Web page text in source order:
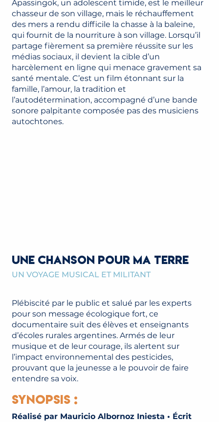
Apassingok, un adolescent timide, est le meilleur
chasseur de son village, mais le réchauffement
des mers a rendu difficile la chasse à la baleine,
qui fournit de la nourriture à son village. Lorsqu’il
partage fièrement sa première réussite sur les
médias sociaux, il devient la cible d’un
harcèlement en ligne qui menace gravement sa
santé mentale. C’est un film étonnant sur la
famille, l’amour, la tradition et
l’autodétermination, accompagné d’une bande
sonore palpitante composée pas des musiciens
autochtones.
UNE CHANSON POUR MA TERRE
UN VOYAGE MUSICAL ET MILITANT
Plébiscité par le public et salué par les experts
pour son message écologique fort, ce
documentaire suit des élèves et enseignants
d’écoles rurales argentines. Armés de leur
musique et de leur courage, ils alertent sur
l’impact environnemental des pesticides,
prouvant que la jeunesse a le pouvoir de faire
entendre sa voix.
Synopsis :
Réalisé par Mauricio Albornoz Iniesta • Écrit